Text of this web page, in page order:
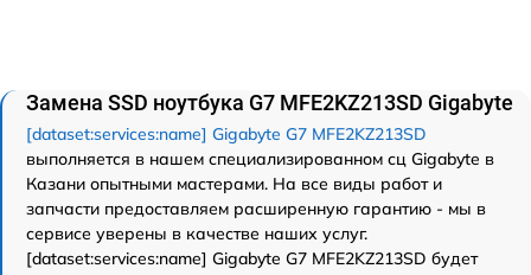
Замена SSD ноутбука G7 MFE2KZ213SD Gigabyte
[dataset:services:name] Gigabyte G7 MFE2KZ213SD
выполняется в нашем специализированном сц Gigabyte в
Казани опытными мастерами. На все виды работ и
запчасти предоставляем расширенную гарантию - мы в
сервисе уверены в качестве наших услуг.
[dataset:services:name] Gigabyte G7 MFE2KZ213SD будет